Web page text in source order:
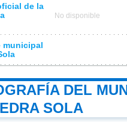
de la
No disponible
municipal
DEL
SOLA